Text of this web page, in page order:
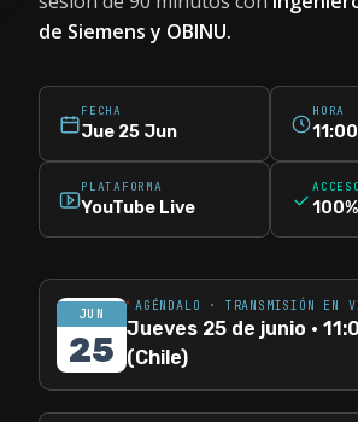
de Siemens y OBINU.
FECHA
Jue 25 Jun
HORA
PLATAFORMA
YouTube Live
ACCESO
JUN
25
AGÉNDALO · TRANSMISIÓN EN
Jueves 25 de junio ·
(Chile)